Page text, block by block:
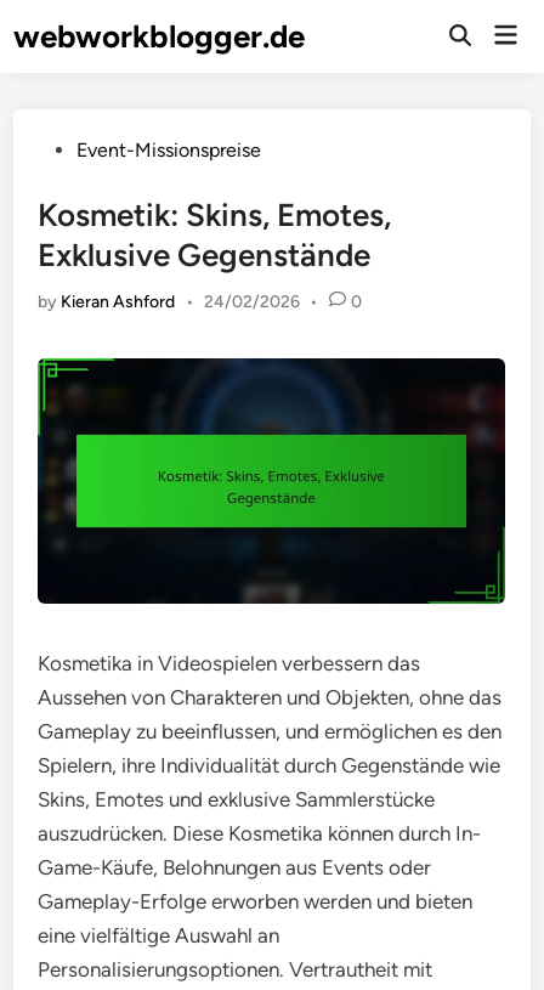
towebworkblogger.de
Open
PostedEvent-Missionspreise
Kosmetik: Skins, Emotes,
Exklusive Gegenstände
by Kieran Ashford • 24/02/2026 • 0
Kosmetika in Videospielen verbessern das
Aussehen von Charakteren und Objekten, ohne das
Gameplay zu beeinflussen, und ermöglichen es den
Spielern, ihre Individualität durch Gegenstände wie
Skins, Emotes und exklusive Sammlerstücke
auszudrücken. Diese Kosmetika können durch In-
Game-Käufe, Belohnungen aus Events oder
Gameplay-Erfolge erworben werden und bieten
eine vielfältige Auswahl an
Personalisierungsoptionen. Vertrautheit mit